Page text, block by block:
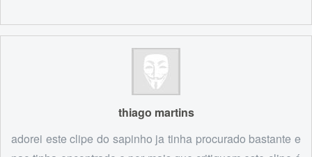
thiago martins
adorei este clipe do sapinho ja tinha procurado bastante e